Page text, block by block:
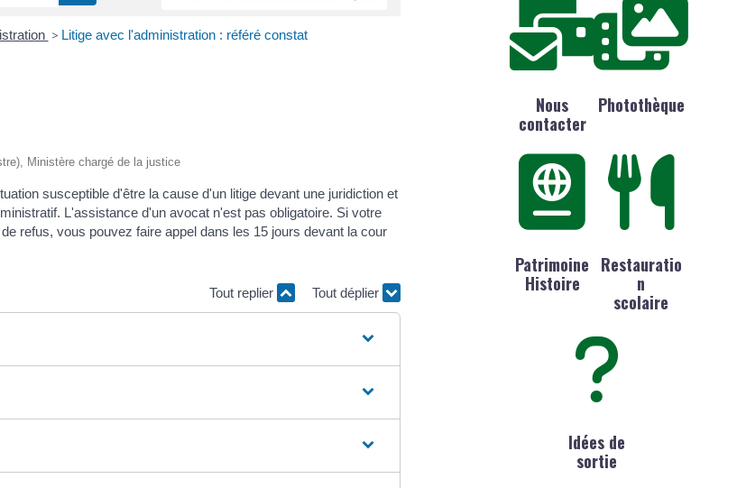
> Litige avec l'administration : référé constat
Ministère chargé de la justice
susceptible d'être la cause d'un litige devant une juridiction et
L'assistance d'un avocat n'est pas obligatoire. Si votre
refus, vous pouvez faire appel dans les 15 jours devant la cour
Tout replier Tout déplier
Nous
contacter
Photothèque
Patrimoine
Histoire
Restauratio
n
scolaire
Idées de
sortie